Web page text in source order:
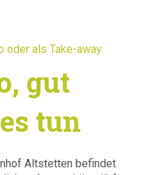
oder als Take-away
gut
tun
Altstetten befindet